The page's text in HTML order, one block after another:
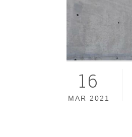
16
MAR 2021